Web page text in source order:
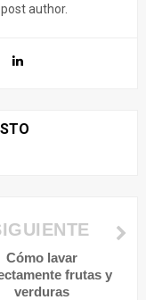
author.
Cómo lavar
frutas y
verduras